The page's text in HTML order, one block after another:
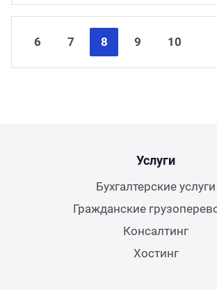
6 7 8 9
10
Услуги
Бухгалтерские услуги
Гражданские
Консалтинг
Хостинг